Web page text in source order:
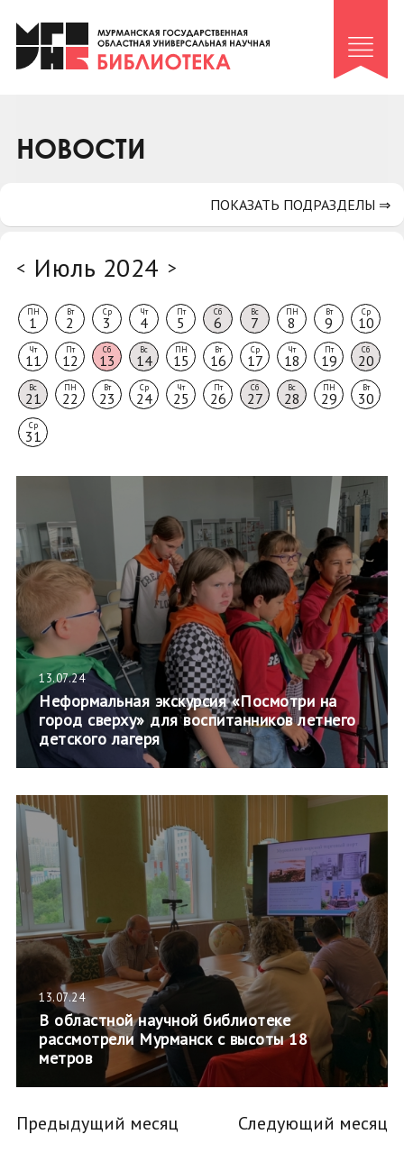
Клуб «Гиря и сельдерей»
Клуб «Семейный архив»
Коллегам
НОВОСТИ
< Июль 2024 >
ПН
1
Вт
2
Ср
3
Чт
4
Пт
5
Сб
6
Вс
7
ПН
8
Вт
9
Ср
10
Чт
11
Пт
12
Сб
13
Вс
14
ПН
15
Вт
16
Ср
17
Чт
18
Пт
19
Сб
20
Вс
21
ПН
22
Вт
23
Ср
24
Чт
25
Пт
26
Сб
27
Вс
28
ПН
29
Вт
30
Ср
31
13.07.24
Неформальная экскурсия «Посмотри на
город сверху» для воспитанников летнего
детского лагеря
13.07.24
В областной научной библиотеке
рассмотрели Мурманск с высоты 18
метров
Предыдущий месяц Следующий месяц
ПОКАЗАТЬ ПОДРАЗДЕЛЫ ⇒